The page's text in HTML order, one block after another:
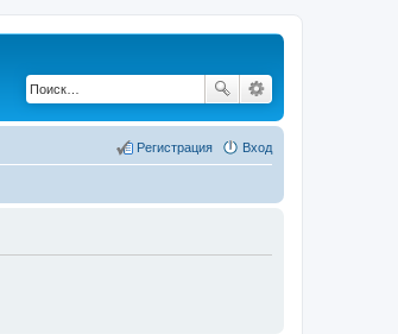
Вход
Регистрация